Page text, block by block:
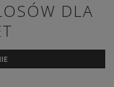
DLA